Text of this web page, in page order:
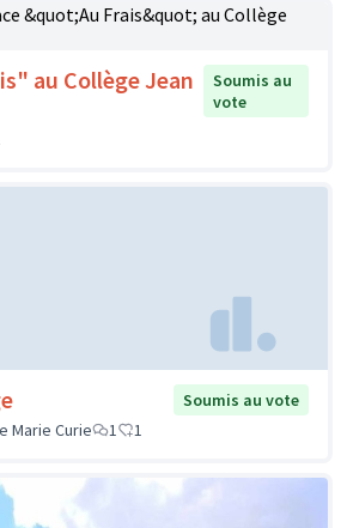
au Collège Jean
Soumis au
vote
Soumis au vote
Marie Curie
1 1